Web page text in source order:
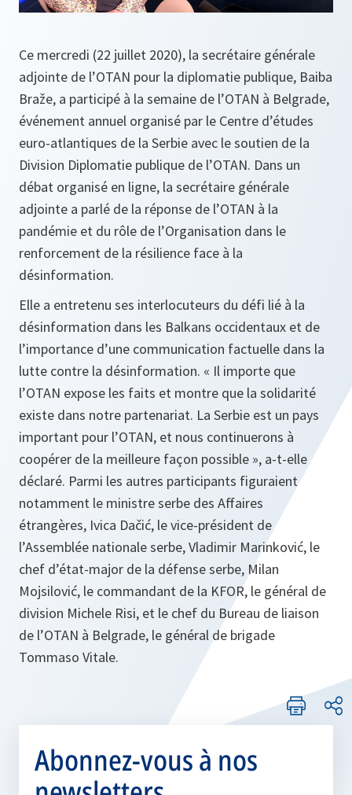
Ce mercredi (22 juillet 2020), la secrétaire générale
adjointe de l’OTAN pour la diplomatie publique, Baiba
Braže, a participé à la semaine de l’OTAN à Belgrade,
événement annuel organisé par le Centre d’études
euro-atlantiques de la Serbie avec le soutien de la
Division Diplomatie publique de l’OTAN. Dans un
débat organisé en ligne, la secrétaire générale
adjointe a parlé de la réponse de l’OTAN à la
pandémie et du rôle de l’Organisation dans le
renforcement de la résilience face à la
désinformation.
Elle a entretenu ses interlocuteurs du défi lié à la
désinformation dans les Balkans occidentaux et de
l’importance d’une communication factuelle dans la
lutte contre la désinformation. « Il importe que
l’OTAN expose les faits et montre que la solidarité
existe dans notre partenariat. La Serbie est un pays
important pour l’OTAN, et nous continuerons à
coopérer de la meilleure façon possible », a-t-elle
déclaré. Parmi les autres participants figuraient
notamment le ministre serbe des Affaires
étrangères, Ivica Dačić, le vice-président de
l’Assemblée nationale serbe, Vladimir Marinković, le
chef d’état-major de la défense serbe, Milan
Mojsilović, le commandant de la KFOR, le général de
division Michele Risi, et le chef du Bureau de liaison
de l’OTAN à Belgrade, le général de brigade
Tommaso Vitale.
Abonnez-vous à nos